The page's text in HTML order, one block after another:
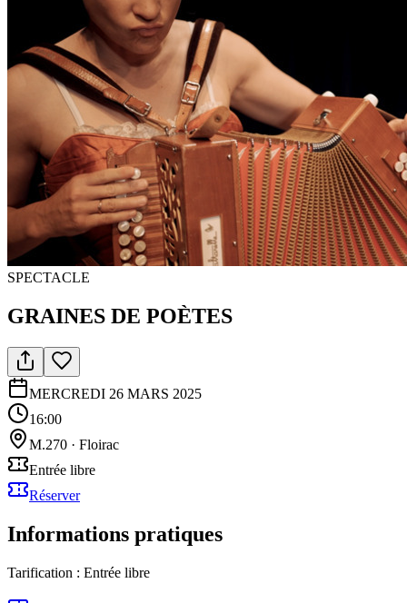
SPECTACLE
GRAINES DE POÈTES
MERCREDI 26 MARS 2025
16:00
M.270 · Floirac
Entrée libre
Réserver
Informations pratiques
Tarification : Entrée libre